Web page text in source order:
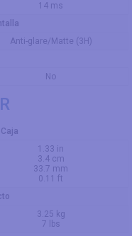
14 ms
Anti-glare/Matte (3H)
No
1.33 in
3.4 cm
33.7 mm
0.11 ft
3.25 kg
7 lbs